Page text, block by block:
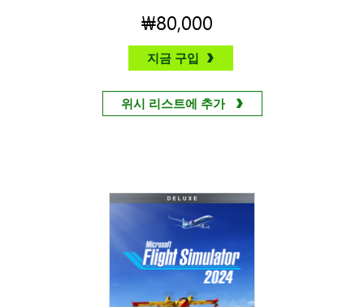
₩80,000
지금 구입
위시 리스트에 추가